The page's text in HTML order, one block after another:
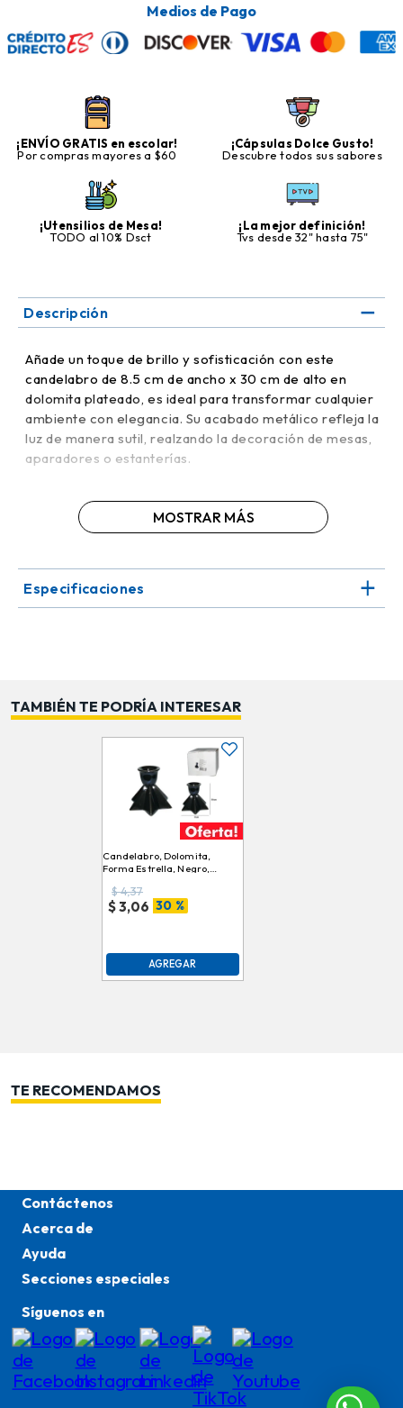
Medios de Pago
¡ENVÍO GRATIS en escolar!
Por compras mayores a $60
¡Cápsulas Dolce Gusto!
Descubre todos sus sabores
¡Utensilios de Mesa!
TODO al 10% Dsct
¡La mejor definición!
Tvs desde 32" hasta 75"
Descripción
Añade un toque de brillo y sofisticación con este
candelabro de 8.5 cm de ancho x 30 cm de alto en
dolomita plateado, es ideal para transformar cualquier
ambiente con elegancia. Su acabado metálico refleja la
luz de manera sutil, realzando la decoración de mesas,
aparadores o estanterías.
Su diseño estilizado y atemporal lo hace perfecto para
combinar con otros accesorios o velas, creando un
conjunto armonioso y llamativo. Además, su altura
pieza versátil que complementa estilos modernos,
en tu sala o comedor.
MOSTRAR MÁS
Especificaciones
TAMBIÉN TE PODRÍA INTERESAR
Candelabro, Dolomita,
Forma Estrella, Negro,
$4,37
$3,06 30 %
AGREGAR
TE RECOMENDAMOS
Contáctenos
Acerca de
Ayuda
Secciones especiales
Síguenos en